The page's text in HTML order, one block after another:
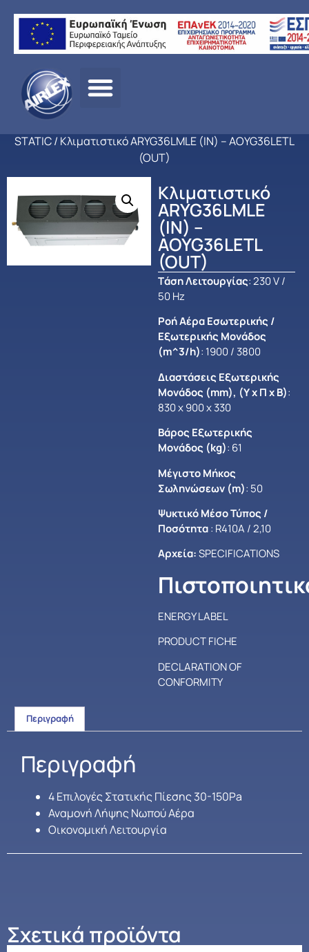
σελίδα/ΠΡΟΪΟΝΤΑ
STATIC/ Κλιματιστικό ARYG36LMLΕ (IN) – AOYG36LETL
(OUT)
Κλιματιστικό
ARYG36LMLΕ
(IN) –
AOYG36LETL
(OUT)
Tάση Λειτουργίας: 230 V /
50 Hz
Ροή Αέρα Εσωτερικής /
Εξωτερικής Μονάδος
(m^3/h): 1900 / 3800
Διαστάσεις Εξωτερικής
Μονάδος (mm), (Υ x Π x B):
830 x 900 x 330
Βάρος Εξωτερικής
Μονάδος (kg): 61
Μέγιστο Mήκος
Σωληνώσεων (m): 50
Ψυκτικό Μέσο Τύπος /
Ποσότητα: R410A / 2,10
Αρχεία:SPECIFICATIONS
ENERGY LABEL
PRODUCT FICHE
DECLARATION OF
CONFORMITY
Περιγραφή
Περιγραφή
4 Επιλογές Στατικής Πίεσης 30-150Pa
Αναμονή Λήψης Νωπού Αέρα
Οικονομική Λειτουργία
Σχετικά προϊόντα